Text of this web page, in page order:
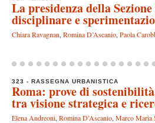
La presidenza della
disciplinare e
Chiara Ravagnan, Romina D’Ascanio, Paola
323 - RASSEGNA URBANISTICA
Roma: prove di
tra visione strategica e
Elena Andreoni, Romina D’Ascanio, Marco Maria